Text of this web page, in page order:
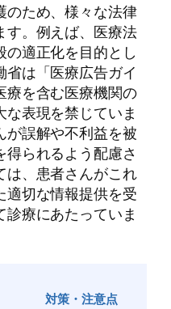
のため、様々な法律
す。例えば、医療法
適正化を目的とし
は「医療広告ガイ
療を含む医療機関の
表現を禁じていま
が誤解や不利益を被
られるよう配慮さ
は、患者さんがこれ
適切な情報提供を受
療にあたっていま
対策・注意点